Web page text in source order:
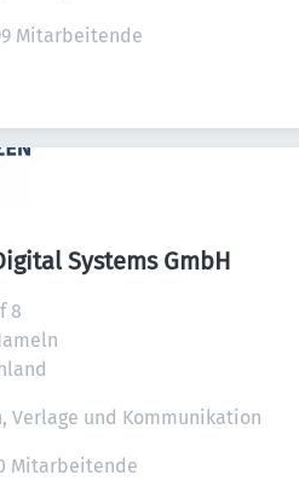
Mitarbeitende
Systems GmbH
8
Verlage und Kommunikation
Mitarbeitende